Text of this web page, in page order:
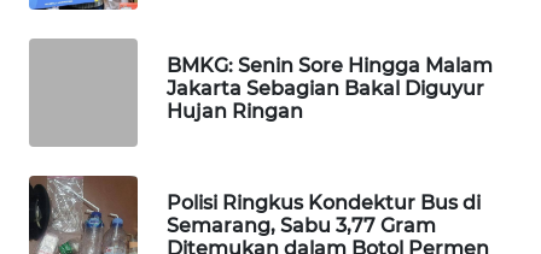
BMKG: Senin Sore Hingga Malam
Jakarta Sebagian Bakal Diguyur
Hujan Ringan
Polisi Ringkus Kondektur Bus di
Semarang, Sabu 3,77 Gram
Ditemukan dalam Botol Permen
WAHANA
PERSONA
WAHANA
HEALTH